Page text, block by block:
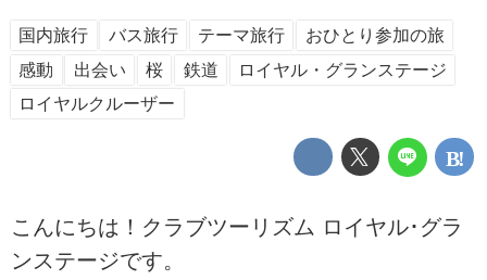
国内旅行 バス旅行 テーマ旅行
おひとり参加の旅
感動
出会い 桜 鉄道
ロイヤル・グランステージ
ロイヤルクルーザー
こんにちは！クラブツーリズム ロイヤル･グラ
ンステージです。